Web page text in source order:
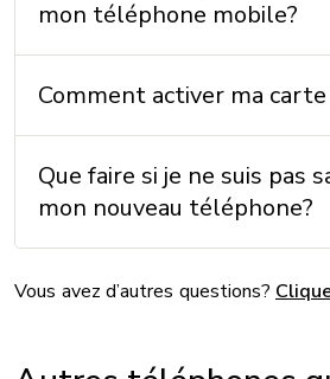
Mémoire externe: Jusqu'à 1 To
SYSTÈME
Système d’exploitation: Android 15
AUTRES
mon téléphone mobile?
Comment activer ma carte
Que faire si je ne suis pas
mon nouveau téléphone?
Vous avez d’autres questions?